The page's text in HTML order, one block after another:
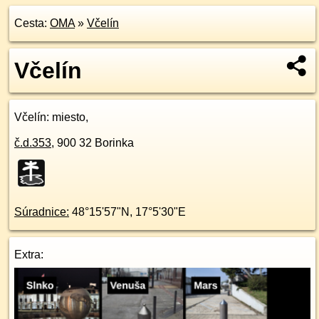
Cesta: OMA» Včelín
Včelín
Včelín: miesto,
č.d.353, 900 32 Borinka
Súradnice: 48°15'57"N , 17°5'30"E
Extra: